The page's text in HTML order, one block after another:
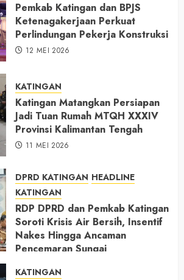
Pemkab Katingan dan BPJS
Ketenagakerjaan Perkuat
Perlindungan Pekerja Konstruksi
12 MEI 2026
KATINGAN
Katingan Matangkan Persiapan
Jadi Tuan Rumah MTQH XXXIV
Provinsi Kalimantan Tengah
11 MEI 2026
DPRD KATINGAN HEADLINE
KATINGAN
RDP DPRD dan Pemkab Katingan
Soroti Krisis Air Bersih, Insentif
Nakes Hingga Ancaman
Pencemaran Sungai
KATINGAN